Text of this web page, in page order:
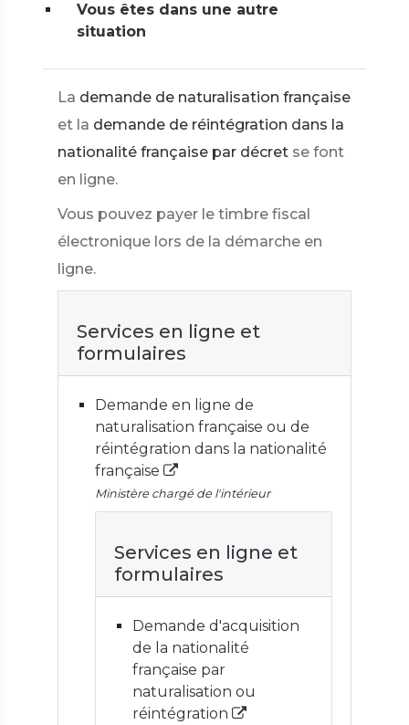
Vous êtes dans une autre
situation
La demande de naturalisation française
et la demande de réintégration dans la
nationalité française par décret se font
en ligne.
Vous pouvez payer le timbre fiscal
électronique lors de la démarche en
ligne.
Services en ligne et
formulaires
Demande en ligne de
naturalisation française ou de
réintégration dans la nationalité
française
Ministère chargé de l'intérieur
Services en ligne et
formulaires
Demande d'acquisition
de la nationalité
française par
naturalisation ou
réintégration